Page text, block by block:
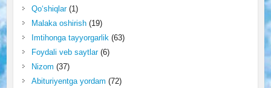
Qo‘shiqlar(1)
Malaka oshirish(19)
Imtihonga tayyorgarlik(63)
Foydali veb saytlar(6)
Nizom (37)
Abituriyentga yordam (72)